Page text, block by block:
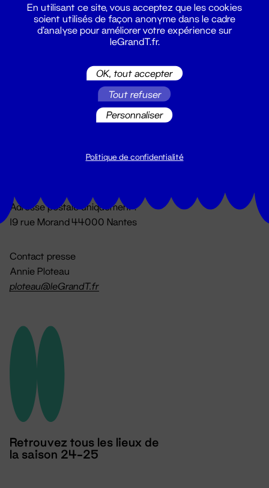
Du lundi au vendredi 14h → 18h
Adresse postale uniquement :
19 rue Morand 44000 Nantes
Contact presse
Annie Ploteau
ploteau@leGrandT.fr
Retrouvez tous les lieux de
la saison 24-25
En utilisant ce site, vous acceptez que les cookies
soient utilisés de façon anonyme dans le cadre
d'analyse pour améliorer votre expérience sur
leGrandT.fr.
OK, tout accepter
Tout refuser
Personnaliser
Politique de confidentialité